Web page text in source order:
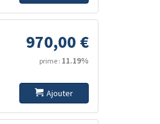
970,00 €
prime : 11.19%
Ajouter